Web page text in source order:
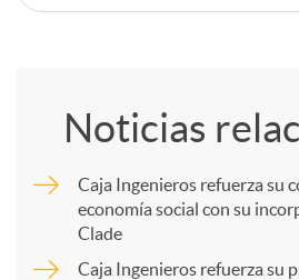
C
Noticias
Caja Ingenieros refuerza su
economía social con su
Clade
Caja Ingenieros refuerza su